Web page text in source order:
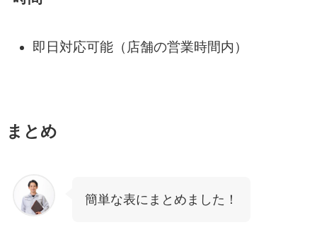
即日対応可能（店舗の営業時間内）
まとめ
簡単な表にまとめました！